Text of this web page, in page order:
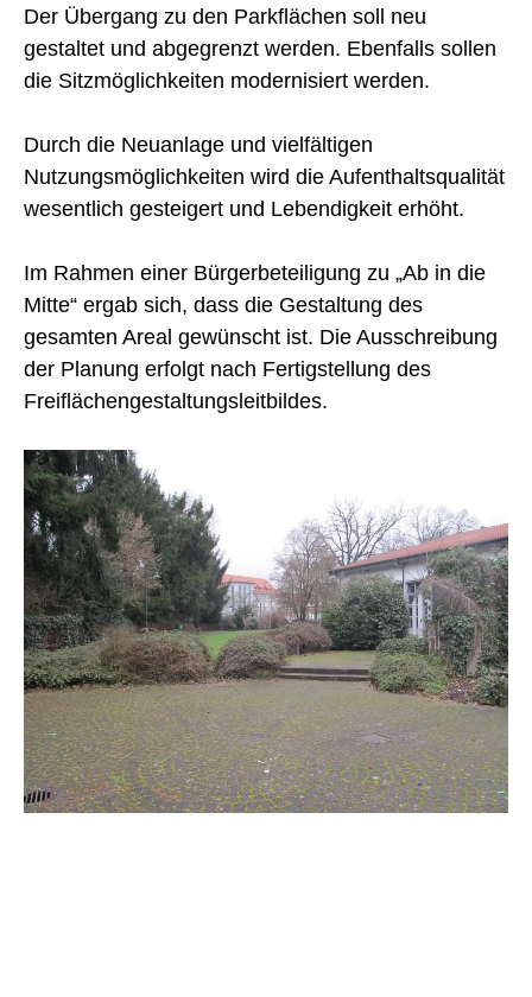
Der Übergang zu den Parkflächen soll neu
gestaltet und abgegrenzt werden. Ebenfalls sollen
die Sitzmöglichkeiten modernisiert werden.
Durch die Neuanlage und vielfältigen
Nutzungsmöglichkeiten wird die Aufenthaltsqualität
wesentlich gesteigert und Lebendigkeit erhöht.
Im Rahmen einer Bürgerbeteiligung zu „Ab in die
Mitte“ ergab sich, dass die Gestaltung des
gesamten Areal gewünscht ist. Die Ausschreibung
der Planung erfolgt nach Fertigstellung des
Freiflächengestaltungsleitbildes.